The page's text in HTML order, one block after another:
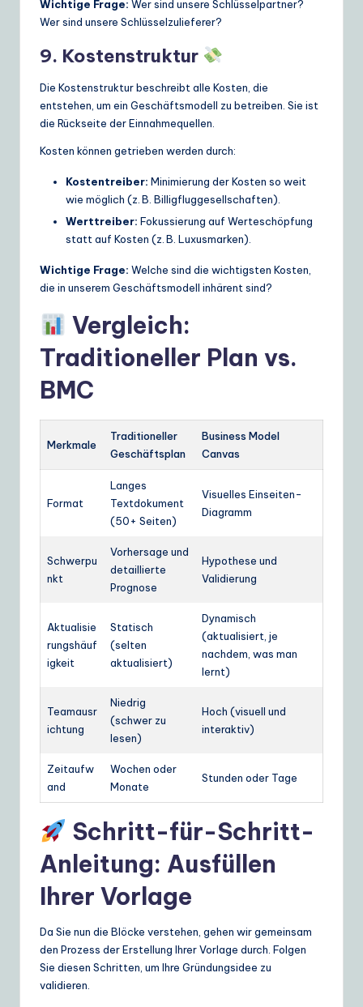
Wichtige Frage: Wer sind unsere Schlüsselpartner?
Wer sind unsere Schlüsselzulieferer?
9. Kostenstruktur
Die Kostenstruktur beschreibt alle Kosten, die
entstehen, um ein Geschäftsmodell zu betreiben. Sie ist
die Rückseite der Einnahmequellen.
Kosten können getrieben werden durch:
Kostentreiber: Minimierung der Kosten so weit
wie möglich (z. B. Billigfluggesellschaften).
Werttreiber: Fokussierung auf Werteschöpfung
statt auf Kosten (z. B. Luxusmarken).
Wichtige Frage: Welche sind die wichtigsten Kosten,
die in unserem Geschäftsmodell inhärent sind?
Vergleich:
Traditioneller Plan vs.
BMC
Merkmale
Traditioneller
Geschäftsplan
Business Model
Canvas
Format
Langes
Textdokument
(50+ Seiten)
Visuelles Einseiten-
Diagramm
Schwerpu
nkt
Vorhersage und
detaillierte
Prognose
Hypothese und
Validierung
Aktualisie
rungshäuf
igkeit
Statisch
(selten
aktualisiert)
Dynamisch
(aktualisiert, je
nachdem, was man
lernt)
Teamausr
ichtung
Niedrig
(schwer zu
lesen)
Hoch (visuell und
interaktiv)
Zeitaufw
and
Wochen oder
Monate
Stunden oder Tage
Schritt-für-Schritt-
Anleitung: Ausfüllen
Ihrer Vorlage
Da Sie nun die Blöcke verstehen, gehen wir gemeinsam
den Prozess der Erstellung Ihrer Vorlage durch. Folgen
Sie diesen Schritten, um Ihre Gründungsidee zu
validieren.